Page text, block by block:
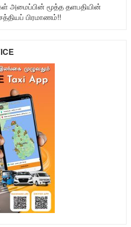
அமைப்பின் மூத்த தளபதியின்
பிரமாணம்!!